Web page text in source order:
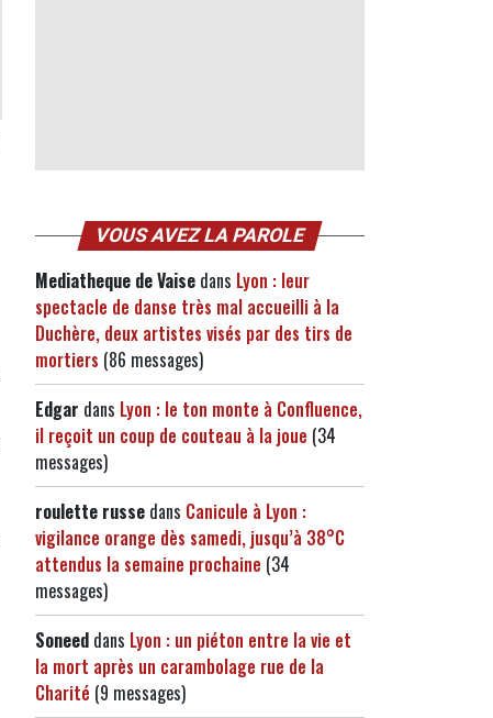
VOUS AVEZ LA PAROLE
Mediatheque de Vaise dans Lyon : leur
spectacle de danse très mal accueilli à la
Duchère, deux artistes visés par des tirs de
mortiers (86 messages)
Edgar dans Lyon : le ton monte à Confluence,
il reçoit un coup de couteau à la joue (34
messages)
roulette russe dans Canicule à Lyon :
vigilance orange dès samedi, jusqu’à 38°C
attendus la semaine prochaine (34
messages)
Soneed dans Lyon : un piéton entre la vie et
la mort après un carambolage rue de la
Charité (9 messages)